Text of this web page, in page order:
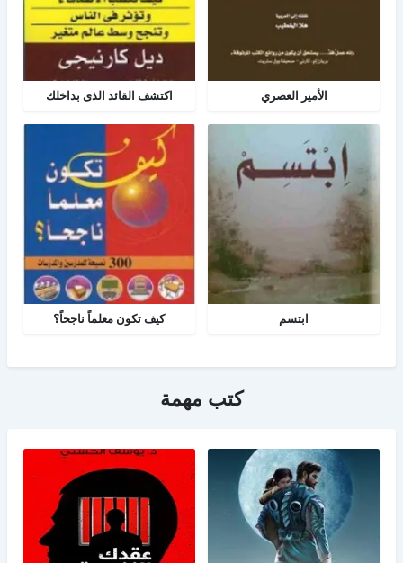
الأمير العصري اكتشف القائد الذى بداخلك
ابتسم كيف تكون معلماً ناجحاً؟
كتب مهمة